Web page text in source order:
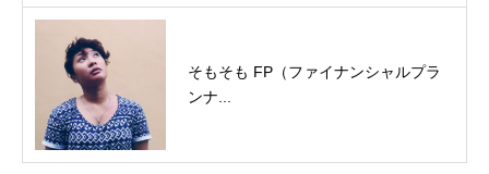
そもそも FP（ファイナンシャルプラ
ンナ...